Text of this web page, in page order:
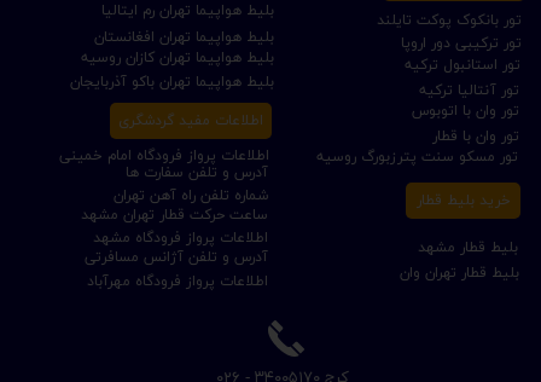
تور ترکیبی دور اروپا بلیط هواپیما تهران افغانستان
بلیط قطار تهران وان
بلیط قطار مشهد
بلیط هواپیما تهران رم ایتالیا
اطلاعات پرواز فرودگاه امام خمینی
بلیط هواپیما تهران باکو آذربایجان
بلیط هواپیما تهران کازان روسیه
تور آنتالیا ترکیه
تور استانبول ترکیه
تور مسکو سنت پترزبورگ روسیه
تور وان با قطار
تور بانکوک پوکت تایلند
تور وان با اتوبوس
ساعت حرکت قطار تهران مشهد
خرید بلیط قطار شماره تلفن راه آهن تهران
اطلاعات پرواز فرودگاه مهرآباد
اطلاعات پرواز فرودگاه مشهد
آدرس و تلفن سفارت ها
آدرس و تلفن آژانس مسافرتی
اطلاعات مفید گردشگری